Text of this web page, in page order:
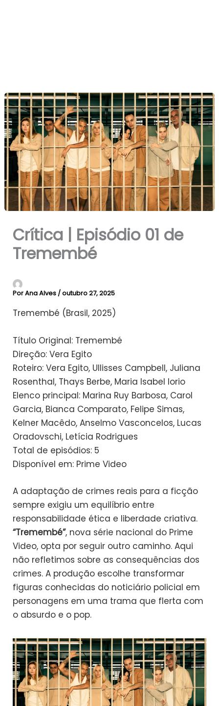
Crítica | Episódio 01 de
Tremembé
PorAna Alves /outubro 27, 2025
Tremembé (Brasil, 2025)
Título Original: Tremembé
Direção: Vera Egito
Roteiro: Vera Egito, Ullisses Campbell, Juliana
Rosenthal, Thays Berbe, Maria Isabel Iorio
Elenco principal: Marina Ruy Barbosa, Carol
Garcia, Bianca Comparato, Felipe Simas,
Kelner Macêdo, Anselmo Vasconcelos, Lucas
Oradovschi, Letícia Rodrigues
Total de episódios: 5
Disponível em: Prime Video
A adaptação de crimes reais para a ficção
sempre exigiu um equilíbrio entre
responsabilidade ética e liberdade criativa.
“Tremembé”, nova série nacional do Prime
Video, opta por seguir outro caminho. Aqui
não refletimos sobre as consequências dos
crimes. A produção escolhe transformar
figuras conhecidas do noticiário policial em
personagens em uma trama que flerta com
o absurdo e o pop.